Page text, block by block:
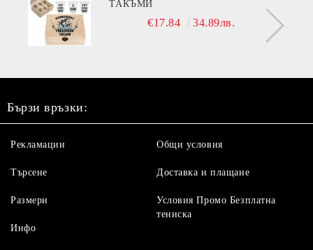
ТАКЪМИ
€17.84 34.89лв.
Бързи връзки:
Рекламации
Търсене
Размери
Инфо
Общи условия
Доставка и плащане
Условия Промо Безплатна
тениска